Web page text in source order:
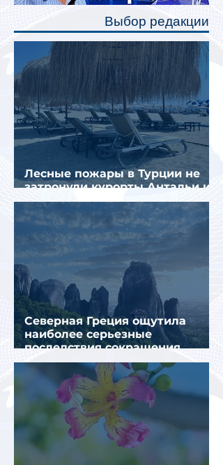
полку во время сна или отдыха,
Выбор редакции
Лесные пожары в Турции не
затронули курорты Антальи и
Муглы
Северная Греция ощутила
наиболее серьезные
последствия сокращения
турпотока из России